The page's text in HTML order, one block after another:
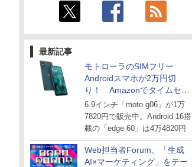
最新記事
モトローラのSIMフリー
Androidスマホが2万円切
り！ Amazonでタイムセー
ル
6.9インチ「moto g06」が1万
7820円で販売中。Android 16搭
載の「edge 60」は4万4820円
Web担当者Forum、「生成
AI×マーケティング」をテー